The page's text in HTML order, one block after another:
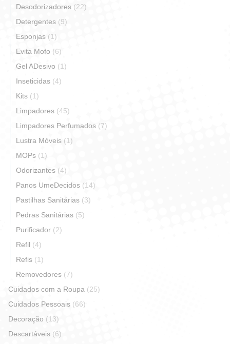
Desodorizadores (22)
Detergentes (9)
Esponjas (1)
Evita Mofo (6)
Gel ADesivo (1)
Inseticidas (4)
Kits (1)
Limpadores (45)
Limpadores Perfumados (7)
Lustra Móveis (1)
MOPs (1)
Odorizantes (4)
Panos UmeDecidos (14)
Pastilhas Sanitárias (3)
Pedras Sanitárias (5)
Purificador (2)
Refil (4)
Refis (1)
Removedores (7)
Cuidados com a Roupa (25)
Cuidados Pessoais (66)
Decoração (13)
Descartáveis (6)